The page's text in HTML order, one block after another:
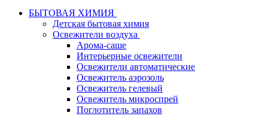
БЫТОВАЯ ХИМИЯ
Детская бытовая химия
Освежители воздуха
Арома-саше
Интерьерные освежители
Освежители автоматические
Освежитель аэрозоль
Освежитель гелевый
Освежитель микроспрей
Поглотитель запахов